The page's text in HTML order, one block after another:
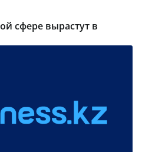
сфере вырастут в